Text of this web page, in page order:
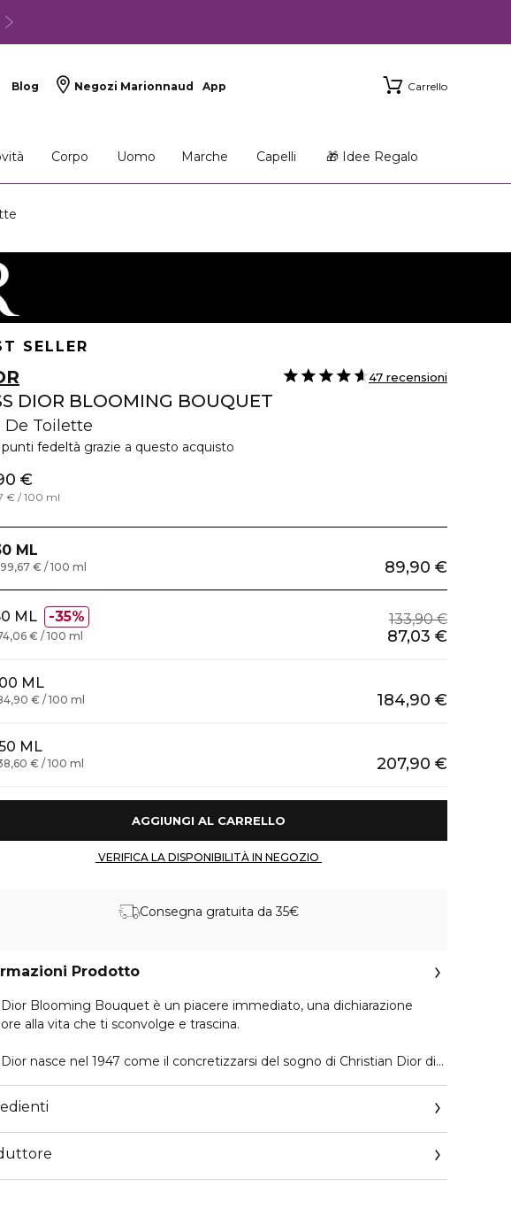
Blog Negozi Marionnaud App Carrello
Corpo Uomo Marche Capelli 🎁 Idee Regalo
SELLER
DIOR BLOOMING BOUQUET
De Toilette
47 recensioni
fedeltà grazie a questo acquisto
€
€ / 100 ml
ML
89,90 €
€ / 100 ml
ML 35% 133,90 €
87,03 €
€ / 100 ml
ML
184,90 €
€ / 100 ml
ML
207,90 €
€ / 100 ml
Consegna gratuita da 35€
Prodotto
Dior Blooming Bouquet è un piacere immediato, una dichiarazione
alla vita che ti sconvolge e trascina.
Dior nasce nel 1947 come il concretizzarsi del sogno di Christian Dior di
legata al suo progetto bellezza e felicità.
de toilette Miss Dior Blooming Bouquet è pensata come un abbraccio
vivace e delicato insieme. È un bouquet di boccioli appena dischiusi,